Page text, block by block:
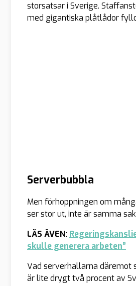
storsatsar i Sverige.
med gigantiska plåtlådor
Serverbubbla
Men förhoppningen om
ser stor ut, inte är samma
LÄS ÄVEN:
skulle generera arbeten”
Vad serverhallarna däremot
är lite drygt två procent av